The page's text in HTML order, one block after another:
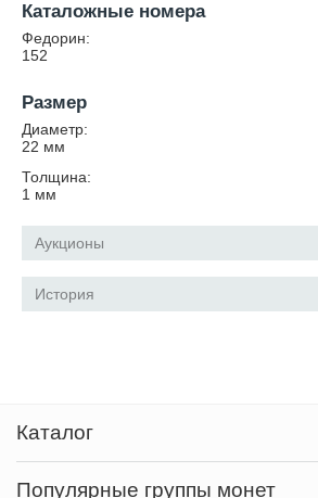
Каталожные номера
Федорин:
152
Размер
Диаметр:
22 мм
Толщина:
1 мм
Аукционы
История
Каталог
Популярные группы монет